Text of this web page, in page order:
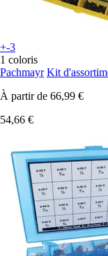
+-3
1 coloris
Pachmayr Kit
À partir de 66,99 €
54,66 €